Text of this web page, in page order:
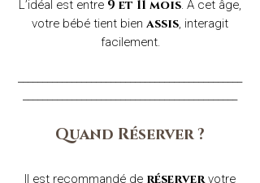
L’idéal est entre 9 et 11 mois. À cet âge,
votre bébé tient bien assis, interagit
facilement.
______________________________________________
____________________________________________​
Quand Réserver ?
Il est recommandé de réservervotre